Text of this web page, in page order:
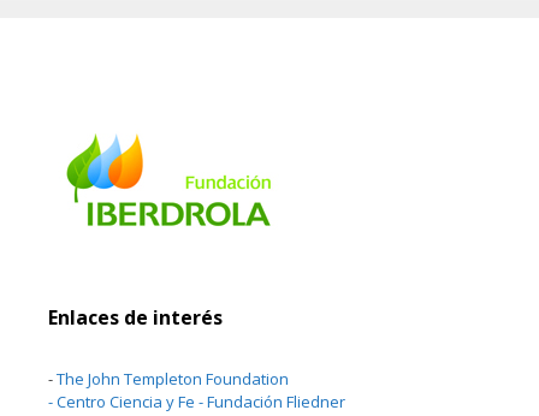
Enlaces de interés
-The John Templeton Foundation
-Centro Ciencia y Fe - Fundación Fliedner